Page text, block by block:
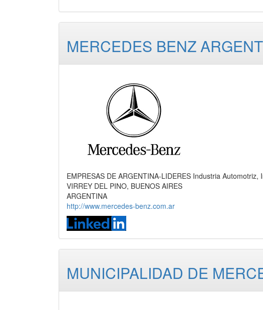
MERCEDES BENZ
EMPRESAS DE ARGENTINA-LIDERES Industria
VIRREY DEL PINO, BUENOS AIRES
ARGENTINA
http://www.mercedes-benz.com.ar
MUNICIPALIDAD DE